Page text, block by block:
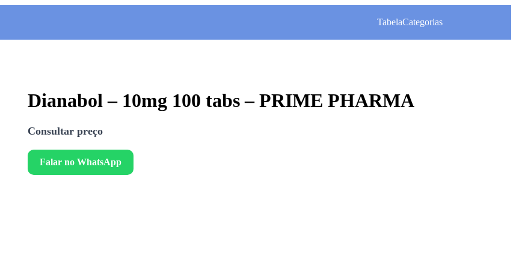
TabelaCategorias
Dianabol – 10mg 100 tabs – PRIME PHARMA
Consultar preço
Falar no WhatsApp